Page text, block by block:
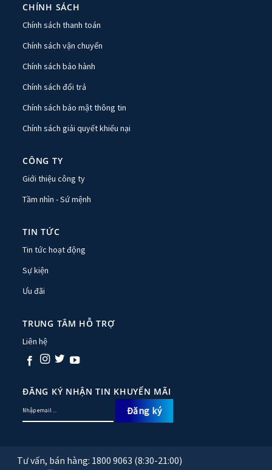
CHÍNH SÁCH
Chính sách thanh toán
Chính sách vận chuyển
Chính sách bảo hành
Chính sách đổi trả
Chính sách bảo mật thông tin
Chính sách giải quyết khiếu nại
CÔNG TY
Giới thiệu công ty
Tầm nhìn - Sứ mệnh
TIN TỨC
Tin tức hoạt động
Sự kiện
Ưu đãi
TRUNG TÂM HỖ TRỢ
Liên hệ
ĐĂNG KÝ NHẬN TIN KHUYẾN MÃI
Tư vấn, bán hàng: 1800 9063 (8:30-21:00)